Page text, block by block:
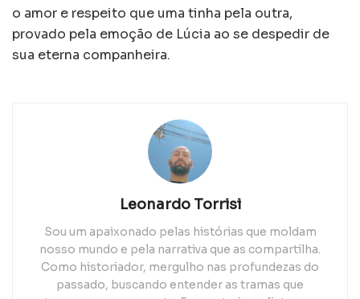
o amor e respeito que uma tinha pela outra,
provado pela emoção de Lúcia ao se despedir de
sua eterna companheira.
Leonardo Torrisi
Sou um apaixonado pelas histórias que moldam
nosso mundo e pela narrativa que as compartilha.
Como historiador, mergulho nas profundezas do
passado, buscando entender as tramas que